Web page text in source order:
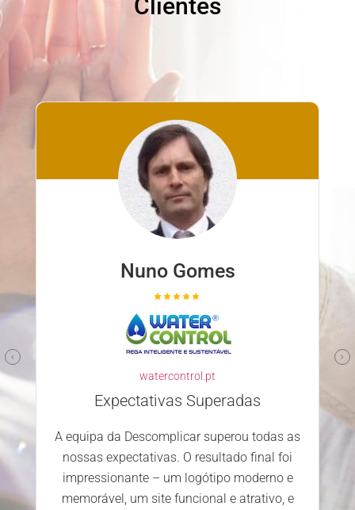
Clientes
Nuno Gomes
watercontrol.pt
Expectativas Superadas
A equipa da Descomplicar superou todas as
nossas expectativas. O resultado final foi
impressionante – um logótipo moderno e
memorável, um site funcional e atrativo, e